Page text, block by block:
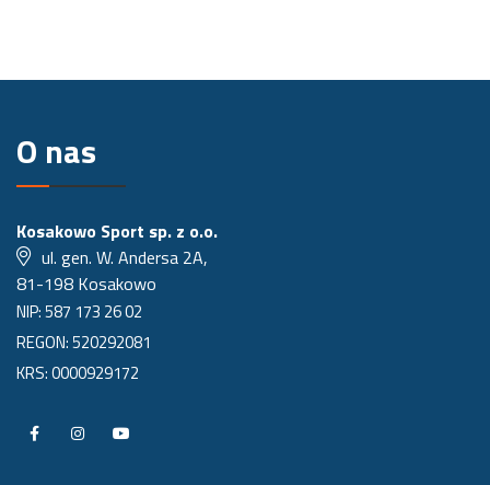
O nas
Kosakowo Sport sp. z o.o.
ul. gen. W. Andersa 2A,
81-198 Kosakowo
NIP: 587 173 26 02
REGON: 520292081
KRS: 0000929172
P
P